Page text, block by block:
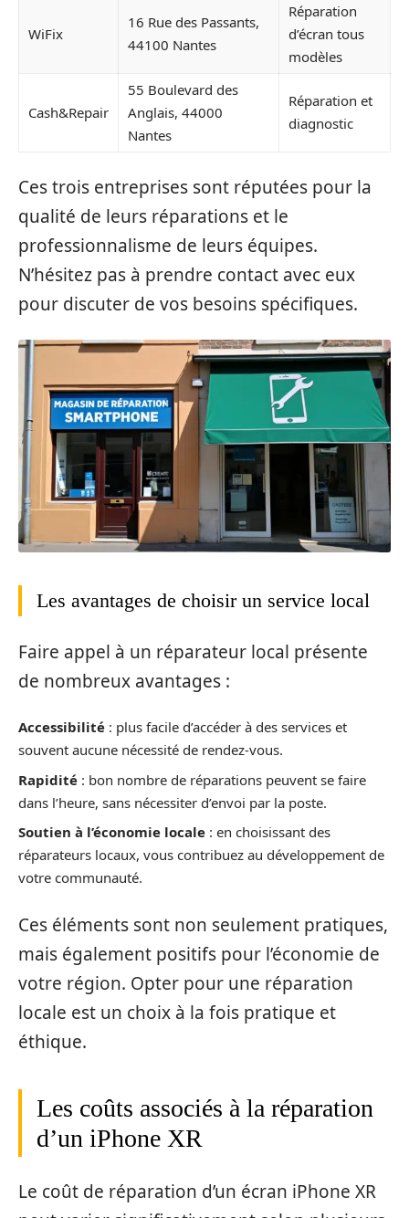
WiFix
16 Rue des Passants,
44100 Nantes
Réparation
d’écran tous
modèles
Cash&Repair
55 Boulevard des
Anglais, 44000
Nantes
Réparation et
diagnostic
Ces trois entreprises sont réputées pour la
qualité de leurs réparations et le
professionnalisme de leurs équipes.
N’hésitez pas à prendre contact avec eux
pour discuter de vos besoins spécifiques.
Les avantages de choisir un service local
Faire appel à un réparateur local présente
de nombreux avantages :
Accessibilité : plus facile d’accéder à des services et
souvent aucune nécessité de rendez-vous.
Rapidité : bon nombre de réparations peuvent se faire
dans l’heure, sans nécessiter d’envoi par la poste.
Soutien à l’économie locale : en choisissant des
réparateurs locaux, vous contribuez au développement de
votre communauté.
Ces éléments sont non seulement pratiques,
mais également positifs pour l’économie de
votre région. Opter pour une réparation
locale est un choix à la fois pratique et
éthique.
Les coûts associés à la réparation
d’un iPhone XR
Le coût de réparation d’un écran iPhone XR